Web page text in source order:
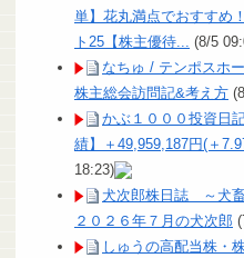
単】花丸満点でおすすめ
ト25【株主優待...
(8/5
なちゅ / テンポスホ
株主総会訪問記&考え方
かぶ１０００投資日
績】＋49,959,187円(＋
18:23)
犬次郎株日誌 ～犬
２０２６年７月の犬次郎
しゅうの高配当株・